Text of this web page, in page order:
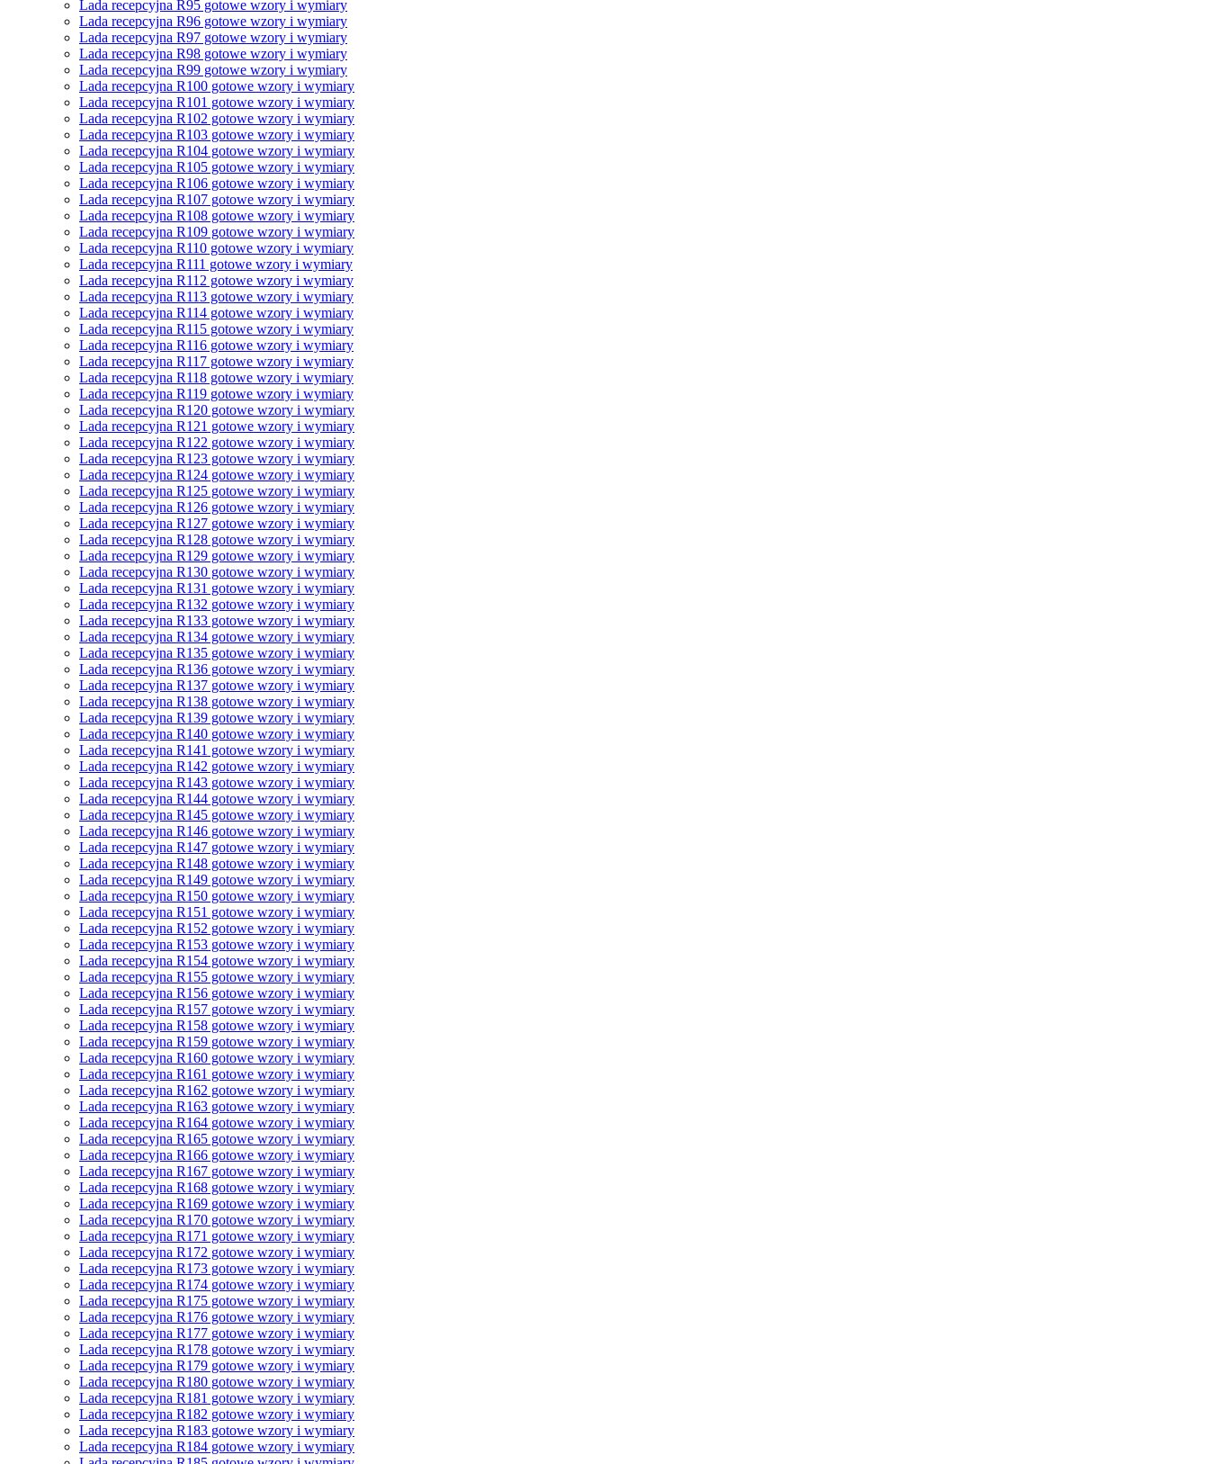
Lada recepcyjna R95 gotowe wzory i wymiary
Lada recepcyjna R96 gotowe wzory i wymiary
Lada recepcyjna R97 gotowe wzory i wymiary
Lada recepcyjna R98 gotowe wzory i wymiary
Lada recepcyjna R99 gotowe wzory i wymiary
Lada recepcyjna R100 gotowe wzory i wymiary
Lada recepcyjna R101 gotowe wzory i wymiary
Lada recepcyjna R102 gotowe wzory i wymiary
Lada recepcyjna R103 gotowe wzory i wymiary
Lada recepcyjna R104 gotowe wzory i wymiary
Lada recepcyjna R105 gotowe wzory i wymiary
Lada recepcyjna R106 gotowe wzory i wymiary
Lada recepcyjna R107 gotowe wzory i wymiary
Lada recepcyjna R108 gotowe wzory i wymiary
Lada recepcyjna R109 gotowe wzory i wymiary
Lada recepcyjna R110 gotowe wzory i wymiary
Lada recepcyjna R111 gotowe wzory i wymiary
Lada recepcyjna R112 gotowe wzory i wymiary
Lada recepcyjna R113 gotowe wzory i wymiary
Lada recepcyjna R114 gotowe wzory i wymiary
Lada recepcyjna R115 gotowe wzory i wymiary
Lada recepcyjna R116 gotowe wzory i wymiary
Lada recepcyjna R117 gotowe wzory i wymiary
Lada recepcyjna R118 gotowe wzory i wymiary
Lada recepcyjna R119 gotowe wzory i wymiary
Lada recepcyjna R120 gotowe wzory i wymiary
Lada recepcyjna R121 gotowe wzory i wymiary
Lada recepcyjna R122 gotowe wzory i wymiary
Lada recepcyjna R123 gotowe wzory i wymiary
Lada recepcyjna R124 gotowe wzory i wymiary
Lada recepcyjna R125 gotowe wzory i wymiary
Lada recepcyjna R126 gotowe wzory i wymiary
Lada recepcyjna R127 gotowe wzory i wymiary
Lada recepcyjna R128 gotowe wzory i wymiary
Lada recepcyjna R129 gotowe wzory i wymiary
Lada recepcyjna R130 gotowe wzory i wymiary
Lada recepcyjna R131 gotowe wzory i wymiary
Lada recepcyjna R132 gotowe wzory i wymiary
Lada recepcyjna R133 gotowe wzory i wymiary
Lada recepcyjna R134 gotowe wzory i wymiary
Lada recepcyjna R135 gotowe wzory i wymiary
Lada recepcyjna R136 gotowe wzory i wymiary
Lada recepcyjna R137 gotowe wzory i wymiary
Lada recepcyjna R138 gotowe wzory i wymiary
Lada recepcyjna R139 gotowe wzory i wymiary
Lada recepcyjna R140 gotowe wzory i wymiary
Lada recepcyjna R141 gotowe wzory i wymiary
Lada recepcyjna R142 gotowe wzory i wymiary
Lada recepcyjna R143 gotowe wzory i wymiary
Lada recepcyjna R144 gotowe wzory i wymiary
Lada recepcyjna R145 gotowe wzory i wymiary
Lada recepcyjna R146 gotowe wzory i wymiary
Lada recepcyjna R147 gotowe wzory i wymiary
Lada recepcyjna R148 gotowe wzory i wymiary
Lada recepcyjna R149 gotowe wzory i wymiary
Lada recepcyjna R150 gotowe wzory i wymiary
Lada recepcyjna R151 gotowe wzory i wymiary
Lada recepcyjna R152 gotowe wzory i wymiary
Lada recepcyjna R153 gotowe wzory i wymiary
Lada recepcyjna R154 gotowe wzory i wymiary
Lada recepcyjna R155 gotowe wzory i wymiary
Lada recepcyjna R156 gotowe wzory i wymiary
Lada recepcyjna R157 gotowe wzory i wymiary
Lada recepcyjna R158 gotowe wzory i wymiary
Lada recepcyjna R159 gotowe wzory i wymiary
Lada recepcyjna R160 gotowe wzory i wymiary
Lada recepcyjna R161 gotowe wzory i wymiary
Lada recepcyjna R162 gotowe wzory i wymiary
Lada recepcyjna R163 gotowe wzory i wymiary
Lada recepcyjna R164 gotowe wzory i wymiary
Lada recepcyjna R165 gotowe wzory i wymiary
Lada recepcyjna R166 gotowe wzory i wymiary
Lada recepcyjna R167 gotowe wzory i wymiary
Lada recepcyjna R168 gotowe wzory i wymiary
Lada recepcyjna R169 gotowe wzory i wymiary
Lada recepcyjna R170 gotowe wzory i wymiary
Lada recepcyjna R171 gotowe wzory i wymiary
Lada recepcyjna R172 gotowe wzory i wymiary
Lada recepcyjna R173 gotowe wzory i wymiary
Lada recepcyjna R174 gotowe wzory i wymiary
Lada recepcyjna R175 gotowe wzory i wymiary
Lada recepcyjna R176 gotowe wzory i wymiary
Lada recepcyjna R177 gotowe wzory i wymiary
Lada recepcyjna R178 gotowe wzory i wymiary
Lada recepcyjna R179 gotowe wzory i wymiary
Lada recepcyjna R180 gotowe wzory i wymiary
Lada recepcyjna R181 gotowe wzory i wymiary
Lada recepcyjna R182 gotowe wzory i wymiary
Lada recepcyjna R183 gotowe wzory i wymiary
Lada recepcyjna R184 gotowe wzory i wymiary